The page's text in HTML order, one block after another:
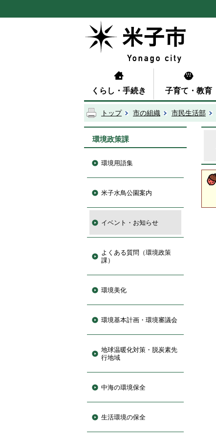
くらし・手続き 子育て・教育
トップ 市の組織 市民生活部
環境政策課
環境用語集
米子水鳥公園案内
イベント・お知らせ
よくある質問（環境政策
課）
環境美化
環境基本計画・環境審議会
地球温暖化対策・脱炭素先
行地域
中海の環境保全
生活環境の保全